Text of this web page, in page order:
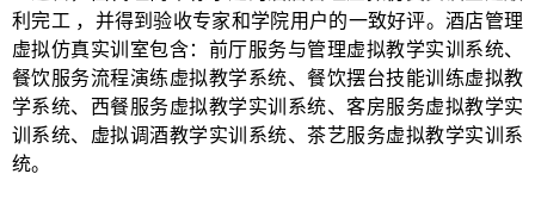
利完工 ， 并得到验收专家和学院用户的一致好评。酒店管理
虚拟仿真实训室包含：前厅服务与管理虚拟教学实训系统、
餐饮服务流程演练虚拟教学系统、餐饮摆台技能训练虚拟教
学系统、西餐服务虚拟教学实训系统、客房服务虚拟教学实
训系统、虚拟调酒教学实训系统、茶艺服务虚拟教学实训系
统。